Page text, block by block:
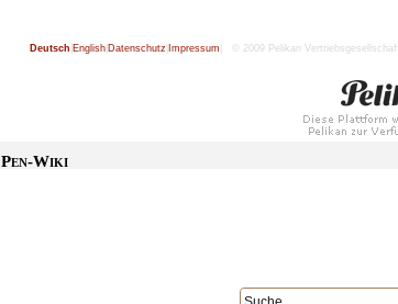
Deutsch English Datenschutz Impressum | © 2009 Pelikan
Pen-Wiki